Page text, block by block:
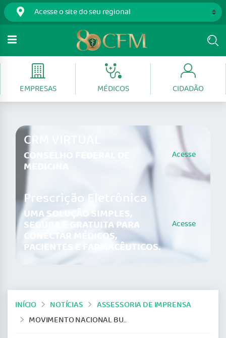
EMPRESAS MÉDICOS CIDADÃO
CRM VIRTUAL
CONSELHO FEDERAL DE
MEDICINA
Acesse
Prescrição Eletrônica
UMA SOLUÇÃO SIMPLES,
SEGURA E GRATUITA PARA
CONECTAR MÉDICOS,
PACIENTES E FARMACÊUTICOS.
Acesse
INÍCIO NOTÍCIAS
ASSESSORIA DE IMPRENSA
MOVIMENTO NACIONAL BUSCA ADESÃO DE NOVAS ENTIDADES NO RIO DE JANEIRO